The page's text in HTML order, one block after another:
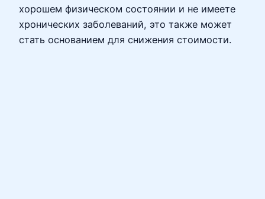
хорошем физическом состоянии и не имеете
хронических заболеваний, это также может
стать основанием для снижения стоимости.